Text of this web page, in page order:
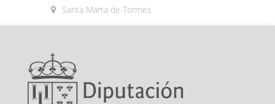
Santa Marta de Tormes